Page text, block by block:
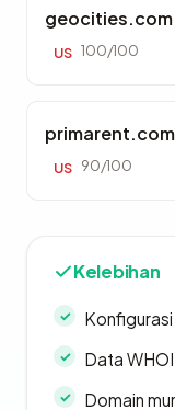
geocities.com
US 100/100
primarent.com
US 90/100
Kelebihan
Data
Domain